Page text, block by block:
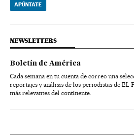
APÚNTATE
NEWSLETTERS
Boletín de América
Cada semana en tu cuenta de correo una
reportajes y análisis de los periodistas de EL
más relevantes del continente.